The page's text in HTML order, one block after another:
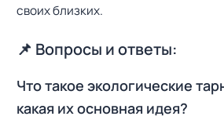
своих близких.
📌 Вопросы и ответы:
Что такое экологические
какая их основная идея?